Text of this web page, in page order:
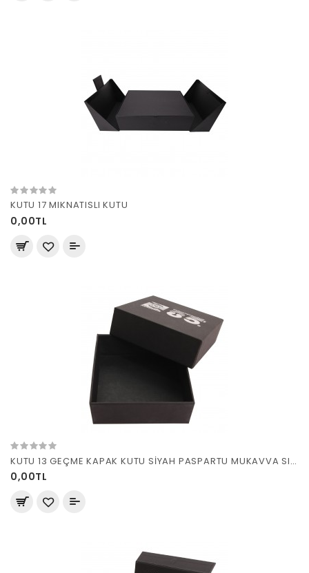
KUTU 17 MIKNATISLI KUTU
0,00TL
KUTU 13 GEÇME KAPAK KUTU SİYAH PASPARTU MUKAVVA SIVAMA
0,00TL